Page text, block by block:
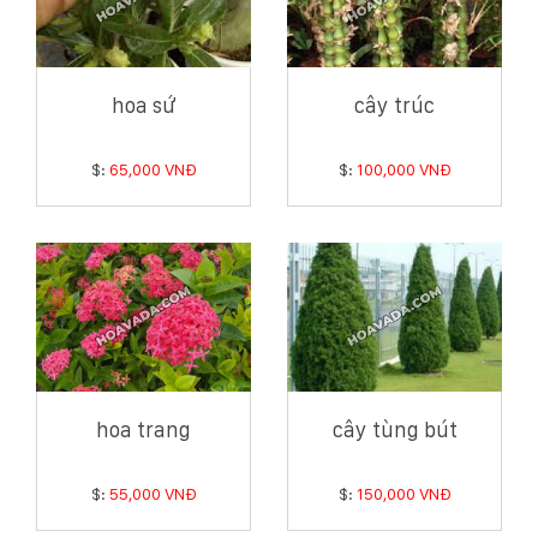
hoa sứ
$: 65,000 VNĐ
cây trúc
$: 100,000 VNĐ
hoa trang
$: 55,000 VNĐ
cây tùng bút
$: 150,000 VNĐ